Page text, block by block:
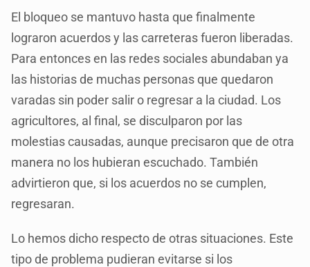
El bloqueo se mantuvo hasta que finalmente
lograron acuerdos y las carreteras fueron liberadas.
Para entonces en las redes sociales abundaban ya
las historias de muchas personas que quedaron
varadas sin poder salir o regresar a la ciudad. Los
agricultores, al final, se disculparon por las
molestias causadas, aunque precisaron que de otra
manera no los hubieran escuchado. También
advirtieron que, si los acuerdos no se cumplen,
regresaran.
Lo hemos dicho respecto de otras situaciones. Este
tipo de problema pudieran evitarse si los